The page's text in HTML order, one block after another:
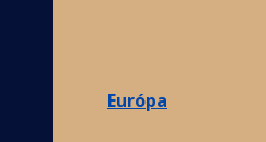
Európa